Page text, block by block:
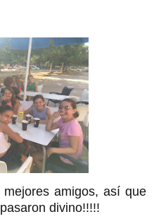
amigos, así que
divino!!!!!